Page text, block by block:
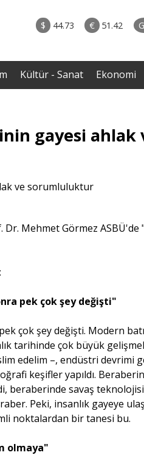
$ 44.73 € 51.42
imzayı attı!
yürürlüğe girdi
Kültür - Sanat Ekonomi
gayesi
Dr. Mehmet Görmez
pek çok şey değişti"
çok şey değişti. Modern
tarihinde çok büyük
edelim –, endüstri
keşifler yapıldı.
beraberinde savaş
Peki, insanlık gayeye
noktalardan bir tanesi bu.
olmaya"